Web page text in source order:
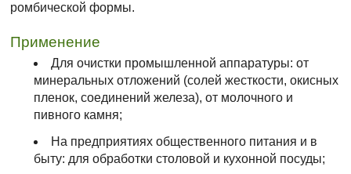
ромбической формы.
Применение
Для очистки промышленной аппаратуры: от
минеральных отложений (солей жесткости, окисных
пленок, соединений железа), от молочного и
пивного камня;
На предприятиях общественного питания и в
быту: для обработки столовой и кухонной посуды;